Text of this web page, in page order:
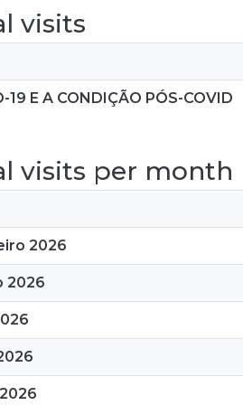
visits
19 E A CONDIÇÃO PÓS-COVID
visits per month
2026
2026